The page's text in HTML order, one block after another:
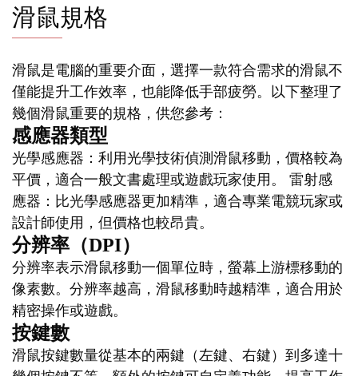
滑鼠規格
滑鼠是電腦的重要介面，選擇一款符合需求的滑鼠不
僅能提升工作效率，也能降低手部疲勞。以下整理了
幾個滑鼠重要的規格，供您參考：
感應器類型
光學感應器：利用光學技術偵測滑鼠移動，價格較為
平價，適合一般文書處理或遊戲玩家使用。 雷射感
應器：比光學感應器更加精準，適合專業電競玩家或
設計師使用，但價格也較昂貴。
分辨率（DPI）
分辨率表示滑鼠移動一個單位時，螢幕上游標移動的
像素數。分辨率越高，滑鼠移動時越精準，適合用於
精密操作或遊戲。
按鍵數
滑鼠按鍵數量從基本的兩鍵（左鍵、右鍵）到多達十